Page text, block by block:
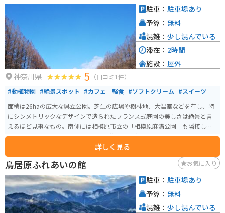
接しています。
神奈川県 5 （口コミ1件）
#動植物園 #絶景スポット #カフェ｜軽食 #ソフトクリーム #スイーツ
面積は26haの広大な県立公園。芝生の広場や樹林地、大温室などを有し、特
にシンメトリックなデザインで造られたフランス式庭園の美しさは絶景と言
えるほど見事なもの。南側には相模原市立の「相模原麻溝公園」も隣接して
いて、レジャースポットとしても魅力抜群！県内外から多くの来園者を迎え
詳しく見る
駐車： 駐車場あり
予算： 無料
混雑： 少し混んでいる
滞在： 2時間
施設： 屋外
鳥居原ふれあいの館 お気に入り
駐車： 駐車場あり
予算： 無料
混雑： 少し混んでいる